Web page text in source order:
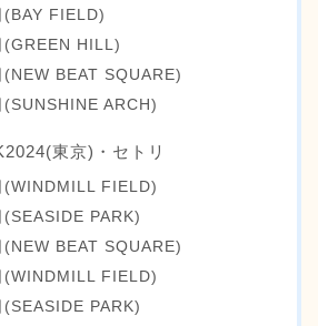
FIELD)
(GREEN HILL)
BEAT SQUARE)
ARCH)
東京)・セトリ
(WINDMILL FIELD)
PARK)
BEAT SQUARE)
(WINDMILL FIELD)
PARK)